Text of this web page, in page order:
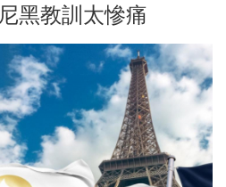
黑教訓太慘痛